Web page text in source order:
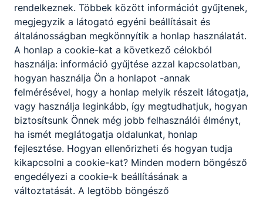
Partnereink
rendelkeznek. Többek között információt gyűjtenek,
megjegyzik a látogató egyéni beállításait és
általánosságban megkönnyítik a honlap használatát.
A honlap a cookie-kat a következő célokból
használja: információ gyűjtése azzal kapcsolatban,
hogyan használja Ön a honlapot -annak
felmérésével, hogy a honlap melyik részeit látogatja,
vagy használja leginkább, így megtudhatjuk, hogyan
biztosítsunk Önnek még jobb felhasználói élményt,
ha ismét meglátogatja oldalunkat, honlap
fejlesztése. Hogyan ellenőrizheti és hogyan tudja
kikapcsolni a cookie-kat? Minden modern böngésző
engedélyezi a cookie-k beállításának a
változtatását. A legtöbb böngésző